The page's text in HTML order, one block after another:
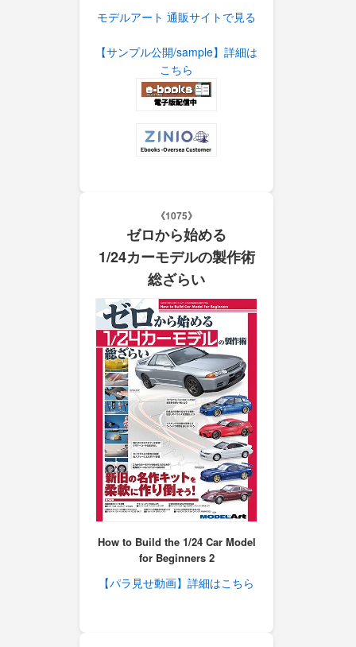
モデルアート 通販サイトで見る
【サンプル公開/sample】詳細は
こちら
《1075》
ゼロから始める
1/24カーモデルの製作術
総ざらい
How to Build the 1/24 Car Model
for Beginners 2
【パラ見せ動画】詳細はこちら